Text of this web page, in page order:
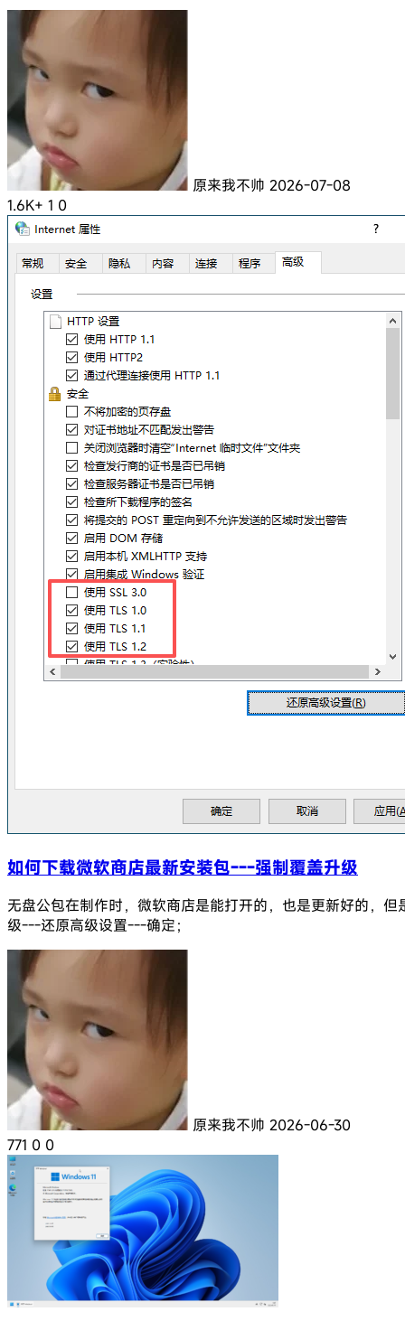
原来我不帅 2026-07-08
1.6K+ 1 0
如何下载微软商店最新安装包---强制覆盖升级
无盘公包在制作时，微软商店是能打开的，也是更新好的，
级---还原高级设置---确定；
原来我不帅 2026-06-30
771 0 0